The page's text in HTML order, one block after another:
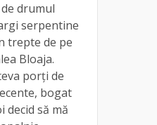
drumul
serpentine
trepte de pe
Bloaja.
porți de
bogat
decid să mă